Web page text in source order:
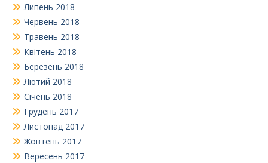
Липень 2018
Червень 2018
Травень 2018
Квітень 2018
Березень 2018
Лютий 2018
Січень 2018
Грудень 2017
Листопад 2017
Жовтень 2017
Вересень 2017